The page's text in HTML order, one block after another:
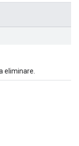
eliminare.